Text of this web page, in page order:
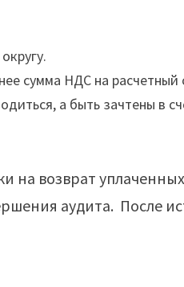
сумма НДС на расчетный
а быть зачтены в
возврат
аудита. После